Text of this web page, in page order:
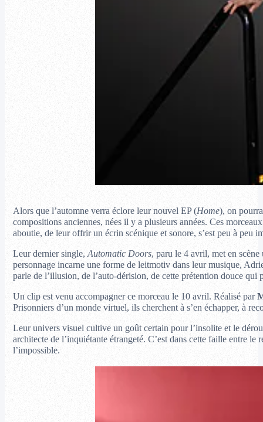
Alors que l’automne verra éclore leur nouvel EP (Home), on
compositions anciennes, nées il y a plusieurs années. Ces
aboutie, de leur offrir un écrin scénique et sonore, s’est peu à peu
Leur dernier single,Automatic Doors, paru le 4 avril, met en
personnage incarne une forme de leitmotiv dans leur musique,
parle de l’illusion, de l’auto-dérision, de cette prétention douce qui
Un clip est venu accompagner ce morceau le 10 avril. Réalisé par
Prisonniers d’un monde virtuel, ils cherchent à s’en échapper, à
Leur univers visuel cultive un goût certain pour l’insolite et le
architecte de l’inquiétante étrangeté. C’est dans cette faille entre le
l’impossible.